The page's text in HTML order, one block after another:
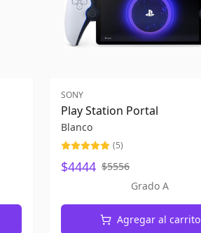
SONY
Play Station Portal
Blanco
(5)
$4444 $5556
Grado A
Agregar al carrito